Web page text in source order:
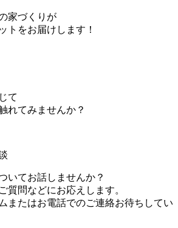
家づくりが
トをお届けします！
て
れてみませんか？
いてお話しませんか？
質問などにお応えします。
またはお電話でのご連絡お待ちしてい